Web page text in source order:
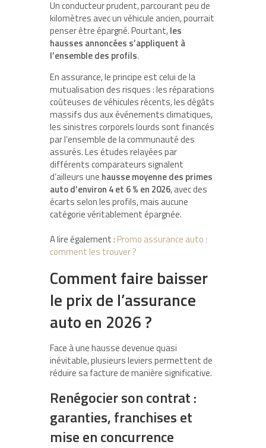
Un conducteur prudent, parcourant peu de
kilomètres avec un véhicule ancien, pourrait
penser être épargné. Pourtant,les
hausses annoncées s’appliquent à
l’ensemble des profils.
En assurance, le principe est celui de la
mutualisation des risques : les réparations
coûteuses de véhicules récents, les dégâts
massifs dus aux événements climatiques,
les sinistres corporels lourds sont financés
par l’ensemble de la communauté des
assurés. Les études relayées par
différents comparateurs signalent
d’ailleurs une hausse moyenne des primes
auto d’environ 4 et 6 % en 2026, avec des
écarts selon les profils, mais aucune
catégorie véritablement épargnée.
A lire également : Promo assurance auto :
comment les trouver ?
Comment faire baisser
le prix de l’assurance
auto en 2026 ?
Face à une hausse devenue quasi
inévitable, plusieurs leviers permettent de
réduire sa facture de manière significative.
Renégocier son contrat :
garanties, franchises et
mise en concurrence